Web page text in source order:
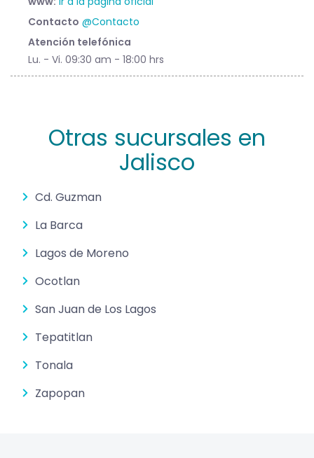
Contacto @Contacto
Atención telefónica
Lu. - Vi. 09:30 am - 18:00 hrs
Otras sucursales en
Jalisco
Cd. Guzman
La Barca
Lagos de Moreno
Ocotlan
San Juan de Los Lagos
Tepatitlan
Tonala
Zapopan